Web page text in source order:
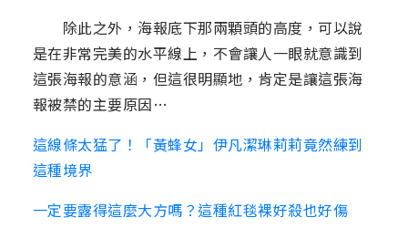
除此之外，海報底下那兩顆頭的高度，可以說
是在非常完美的水平線上，不會讓人一眼就意識到
這張海報的意涵，但這很明顯地，肯定是讓這張海
報被禁的主要原因…
這線條太猛了！「黃蜂女」伊凡潔琳莉莉竟然練到
這種境界
一定要露得這麼大方嗎？這種紅毯裸好殺也好傷